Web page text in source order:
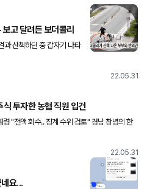
고 달려든 보더콜리
과 산책하던 중 갑자기 나타
22.05.31
투자한 농협 직원 입건
"전액 회수.. 징계 수위 검토" 경남 창녕의 한
조작해 9800만원 상당의 고객 돈을 횡령한 것
22.05.31
요...